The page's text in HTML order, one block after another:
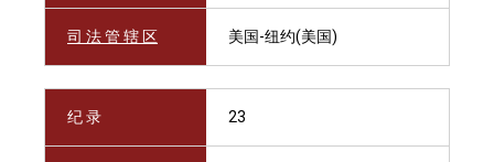
司 法 管 辖 区 美国-纽约(美国)
纪 录 23